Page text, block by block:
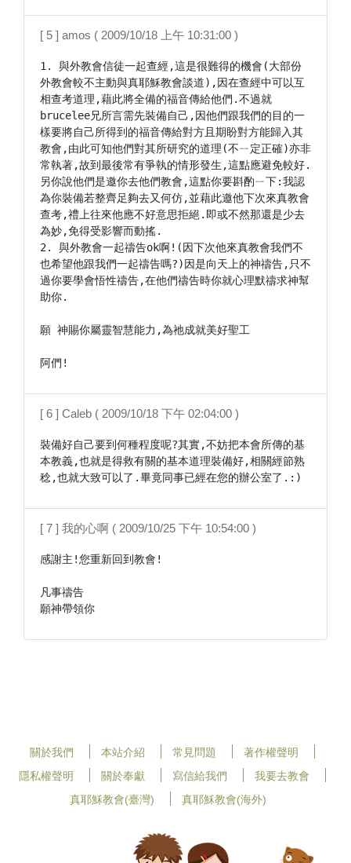
[ 5 ] amos ( 2009/10/18 上午 10:31:00 )
1. 與外教會信徒一起查經,這是很難得的機會(大部份
外教會較不主動與真耶穌教會談道),因在查經中可以互
相查考道理,藉此將全備的福音傳給他們.不過就
brucelee兄所言需先裝備自己,因他們跟我們的目的一
樣要將自己所得到的福音傳給對方且期盼對方能歸入其
教會,由此可知他們對其所研究的道理(不ㄧ定正確)亦非
常執著,故到最後常有爭執的情形發生,這點應避免較好.
另你說他們是邀你去他們教會,這點你要斟酌ㄧ下:我認
為你裝備若整齊足夠去又何仿,並藉此邀他下次來真教會
查考,禮上往來他應不好意思拒絕.即或不然那還是少去
為妙,免得受影響而動搖.
2. 與外教會一起禱告ok啊!(因下次他來真教會我們不
也希望他跟我們一起禱告嗎?)因是向天上的神禱告,只不
過你要學會悟性禱告,在他們禱告時你就心理默禱求神幫
助你.
願 神賜你屬靈智慧能力,為祂成就美好聖工
阿們!
[ 6 ] Caleb ( 2009/10/18 下午 02:04:00 )
裝備好自己要到何種程度呢?其實,不妨把本會所傳的基
本教義,也就是得救有關的基本道理裝備好,相關經節熟
稔,也就大致可以了.畢竟同事已經在您的辦公室了.:)
[ 7 ] 我的心啊 ( 2009/10/25 下午 10:54:00 )
感謝主!您重新回到教會!
凡事禱告
願神帶領你
關於我們 本站介紹 常見問題
著作權聲明
隱私權聲明
關於奉獻 寫信給我們
我要去教會
真耶穌教會(臺灣)
真耶穌教會(海外)